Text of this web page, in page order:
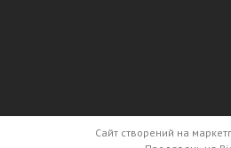
Сайт створений на